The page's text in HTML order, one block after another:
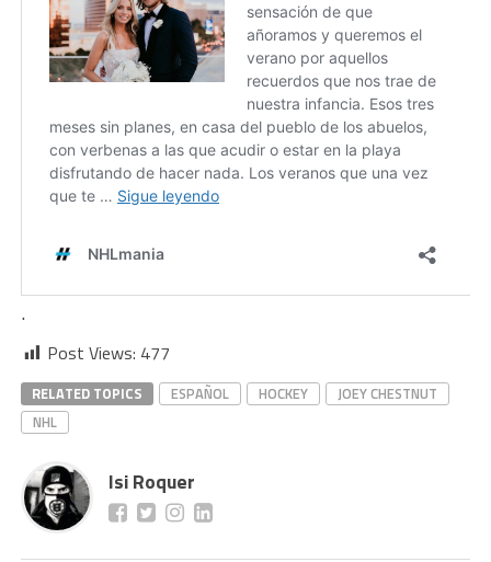
.
Post Views: 477
RELATED TOPICS ESPAÑOL HOCKEY
JOEY CHESTNUT
NHL
Isi Roquer